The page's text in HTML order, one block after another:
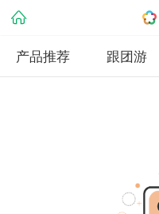
产品推荐
跟团游